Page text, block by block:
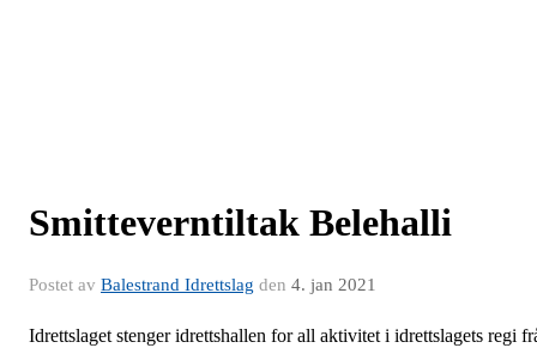
Smitteverntiltak Belehalli
Postet av Balestrand Idrettslag den 4. jan 2021
Idrettslaget stenger idrettshallen for all aktivitet i idrettslagets regi